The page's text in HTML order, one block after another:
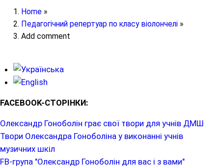
Home »
Педагогічний репертуар по класу віолончелі»
Add comment
FACEBOOK-СТОРІНКИ:
Олександр Гоноболін грає свої твори для учнів ДМШ
Твори Олександра Гоноболіна у виконанні учнів
музичних шкіл
FB-група "Олександр Гоноболін для вас і з вами"